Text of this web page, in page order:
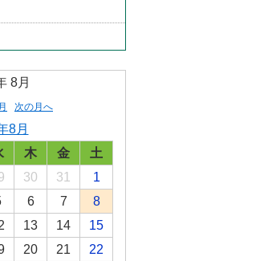
8月
次の月へ
8月
木 金
土
30 31
1
6 7
8
13 14
15
20 21
22